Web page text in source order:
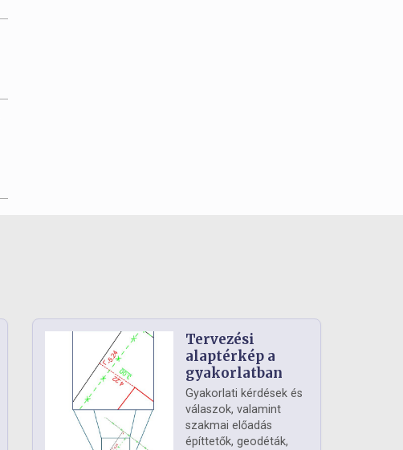
Tervezési
alaptérkép a
gyakorlatban
Gyakorlati kérdések és
válaszok, valamint
szakmai előadás
építtetők, geodéták,